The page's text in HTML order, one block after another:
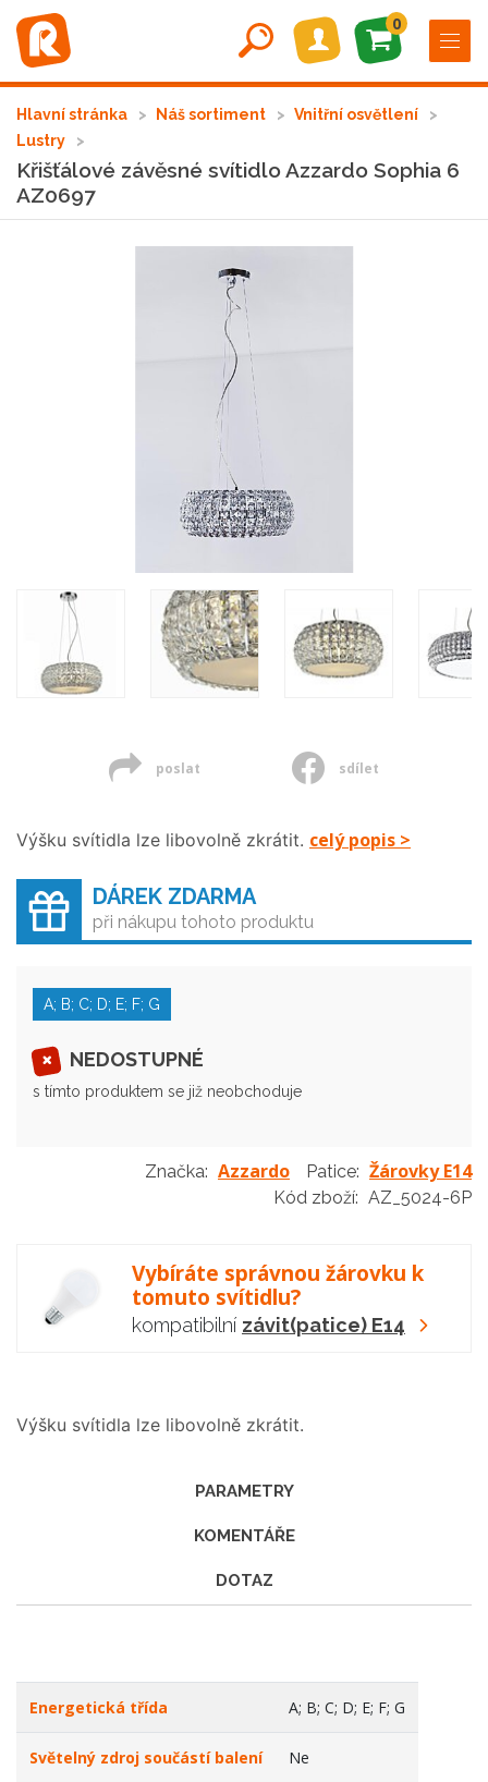
0
Hlavní stránka Náš sortiment
Vnitřní osvětlení
Lustry
Křišťálové závěsné svítidlo Azzardo Sophia 6
AZ0697
poslat sdílet
Výšku svítidla lze libovolně zkrátit. celý popis >
DÁREK ZDARMA
při nákupu tohoto produktu
A; B; C; D; E; F; G
NEDOSTUPNÉ
s tímto produktem se již neobchoduje
Značka: Azzardo Patice: Žárovky E14
Kód zboží: AZ_5024-6P
Vybíráte správnou žárovku k
tomuto svítidlu?
kompatibilní závit(patice) E14
Výšku svítidla lze libovolně zkrátit.
PARAMETRY
KOMENTÁŘE
DOTAZ
Energetická třída A; B; C; D; E; F; G
Světelný zdroj součástí balení Ne